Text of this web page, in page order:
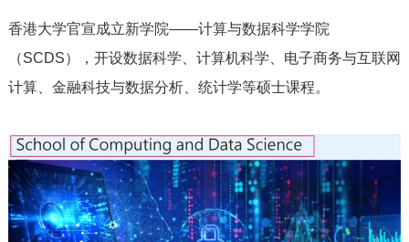
香港大学官宣成立新学院——计算与数据科学学院
（SCDS），开设数据科学、计算机科学、电子商务与互联网
计算、金融科技与数据分析、统计学等硕士课程。